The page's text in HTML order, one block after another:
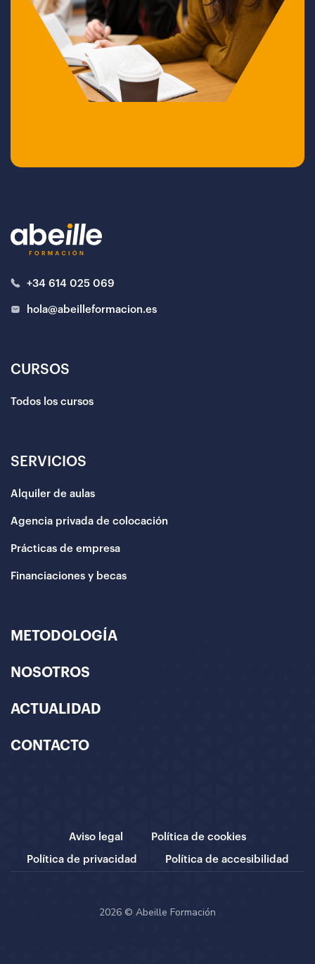
+34 614 025 069
hola@abeilleformacion.es
CURSOS
Todos los cursos
SERVICIOS
Alquiler de aulas
Agencia privada de colocación
Prácticas de empresa
Financiaciones y becas
METODOLOGÍA
NOSOTROS
ACTUALIDAD
CONTACTO
Aviso legal Política de cookies
Política de privacidad Política de accesibilidad
2026 © Abeille Formación